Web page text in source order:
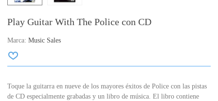
Play Guitar With The Police con CD
Marca: Music Sales
Toque la guitarra en nueve de los mayores éxitos de Police con las pistas
de CD especialmente grabadas y un libro de música. El libro contiene